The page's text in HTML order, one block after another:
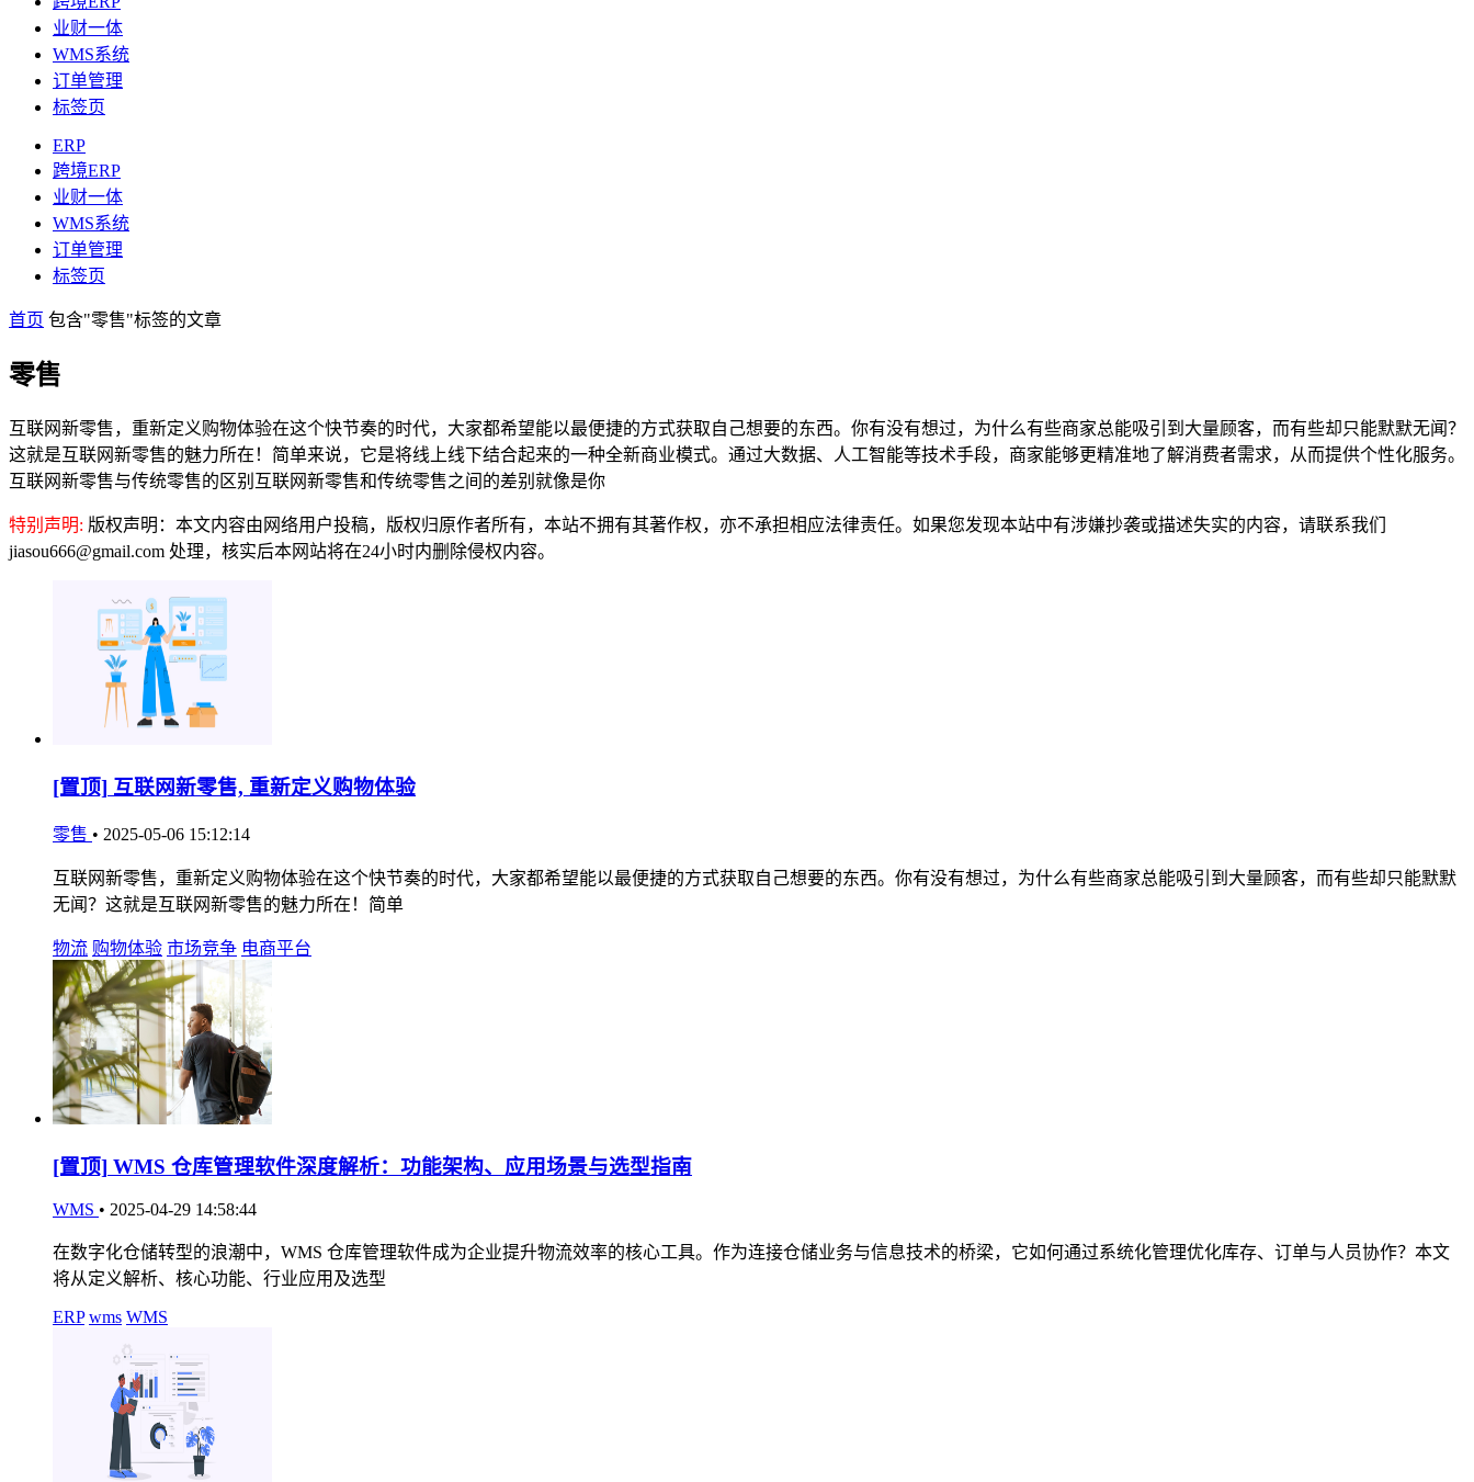
业财一体
WMS系统
订单管理
标签页
ERP
跨境ERP
业财一体
WMS系统
订单管理
标签页
首页 包含"零售"标签的文章
零售
互联网新零售，重新定义购物体验在这个快节奏的时代，大家都希望能以最便捷的方式获取自己想要的东西。你有没有想过，为什么有些商家总能吸引到大量顾客，而有些却只能默默无闻？
这就是互联网新零售的魅力所在！简单来说，它是将线上线下结合起来的一种全新商业模式。通过大数据、人工智能等技术手段，商家能够更精准地了解消费者需求，从而提供个性化服务。
互联网新零售与传统零售的区别互联网新零售和传统零售之间的差别就像是你
特别声明: 版权声明：本文内容由网络用户投稿，版权归原作者所有，本站不拥有其著作权，亦不承担相应法律责任。如果您发现本站中有涉嫌抄袭或描述失实的内容，请联系我们
jiasou666@gmail.com 处理，核实后本网站将在24小时内删除侵权内容。
[置顶] 互联网新零售, 重新定义购物体验
零售 • 2025-05-06 15:12:14
互联网新零售，重新定义购物体验在这个快节奏的时代，大家都希望能以最便捷的方式获取自己想要的东西。你有没有想过，为什么有些商家总能吸引到大量顾客，而有些却只能默默
无闻？这就是互联网新零售的魅力所在！简单
物流 购物体验 市场竞争 电商平台
[置顶] WMS 仓库管理软件深度解析：功能架构、应用场景与选型指南
WMS • 2025-04-29 14:58:44
在数字化仓储转型的浪潮中，WMS 仓库管理软件成为企业提升物流效率的核心工具。作为连接仓储业务与信息技术的桥梁，它如何通过系统化管理优化库存、订单与人员协作？本文
将从定义解析、核心功能、行业应用及选型
ERP wms WMS